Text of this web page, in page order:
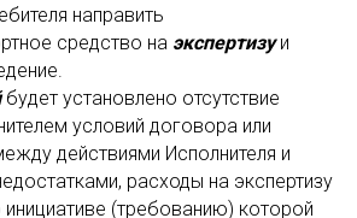
направить
средство на экспертизуи
будет установлено отсутствие
условий договора или
действиями Исполнителя и
расходы на экспертизу
инициативе (требованию) которой